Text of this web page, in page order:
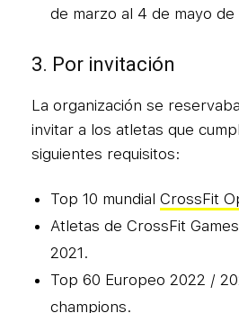
de marzo al 4 de mayo de
3. Por invitación
La organización se
invitar a los atletas que
siguientes requisitos:
Top 10 mundial CrossFit
Atletas de CrossFit
2021.
Top 60 Europeo 2022 /
champions.